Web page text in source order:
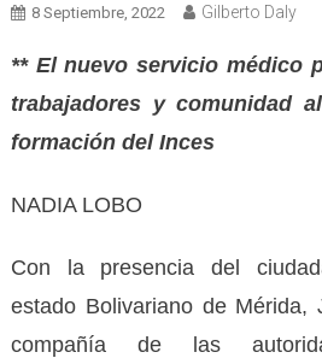
8 Septiembre, 2022 Gilberto Daly
** El nuevo servicio médico
trabajadores y comunidad
formación del Inces
NADIA LOBO
Con la presencia del
estado Bolivariano de Mérida,
compañía de las